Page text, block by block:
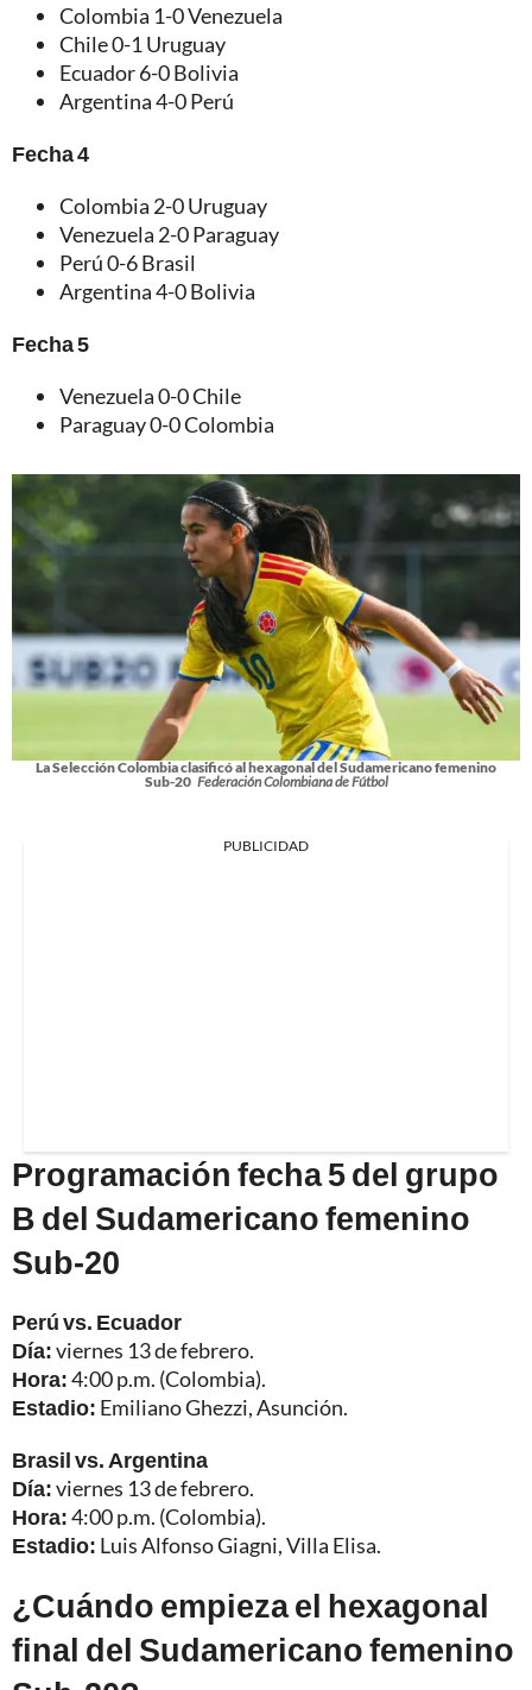
Colombia 1-0 Venezuela
Chile 0-1 Uruguay
Ecuador 6-0 Bolivia
Argentina 4-0 Perú
Fecha 4
Colombia 2-0 Uruguay
Venezuela 2-0 Paraguay
Perú 0-6 Brasil
Argentina 4-0 Bolivia
Fecha 5
Venezuela 0-0 Chile
Paraguay 0-0 Colombia
La Selección Colombia clasificó al hexagonal del Sudamericano femenino
Sub-20 Federación Colombiana de Fútbol
PUBLICIDAD
Programación fecha 5 del grupo
B del Sudamericano femenino
Sub-20
Perú vs. Ecuador
Día:viernes 13 de febrero.
Hora:4:00 p.m. (Colombia).
Estadio: Emiliano Ghezzi, Asunción.
Brasil vs. Argentina
Día:viernes 13 de febrero.
Hora:4:00 p.m. (Colombia).
Estadio: Luis Alfonso Giagni, Villa Elisa.
¿Cuándo empieza el hexagonal
final del Sudamericano femenino